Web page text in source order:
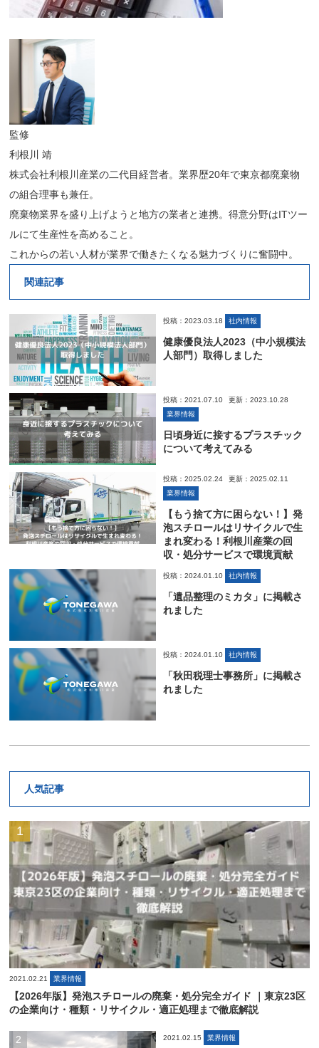
監修
利根川 靖
株式会社利根川産業の二代目経営者。業界歴20年で東京都廃棄物
の組合理事も兼任。
廃棄物業界を盛り上げようと地方の業者と連携。得意分野はITツー
ルにて生産性を高めること。
これからの若い人材が業界で働きたくなる魅力づくりに奮闘中。
関連記事
投稿：2023.03.18 社内情報
健康優良法人2023（中小規模法
人部門）取得しました
投稿：2021.07.10
更新：2023.10.28
業界情報
日頃身近に接するプラスチック
について考えてみる
投稿：2025.02.24
更新：2025.02.11
業界情報
【もう捨て方に困らない！】発
泡スチロールはリサイクルで生
まれ変わる！利根川産業の回
収・処分サービスで環境貢献
投稿：2024.01.10 社内情報
「遺品整理のミカタ」に掲載さ
れました
投稿：2024.01.10 社内情報
「秋田税理士事務所」に掲載さ
れました
人気記事
2021.02.21 業界情報
【2026年版】発泡スチロールの廃棄・処分完全ガイド ｜東京23区
の企業向け・種類・リサイクル・適正処理まで徹底解説
2021.02.15 業界情報